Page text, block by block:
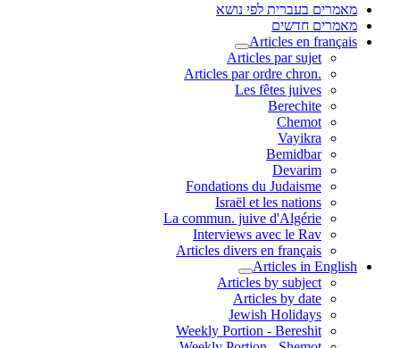
מאמרים בעברית לפי נושא
מאמרים חדשים
Articles en français
Articles par sujet
.Articles par ordre chron
Les fêtes juives
Berechite
Chemot
Vayikra
Bemidbar
Devarim
Fondations du Judaisme
Israël et les nations
La commun. juive d'Algérie
Interviews avec le Rav
Articles divers en français
Articles in English
Articles by subject
Articles by date
Jewish Holidays
Weekly Portion - Bereshit